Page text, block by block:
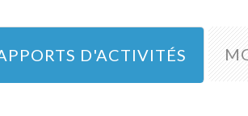
D'ACTIVITÉS